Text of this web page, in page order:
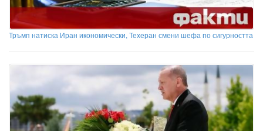
Тръмп натиска Иран икономически, Техеран смени шефа по сигурността